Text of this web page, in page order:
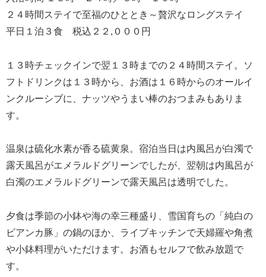
２４時間ステイで至福のひととき～贅沢なロングステイ
平日１泊３食 税込２２,０００円
１３時チェックインで翌１３時までの２４時間ステイ。ソ
フトドリンクは１３時から、お酒は１６時からのオールイ
ンクルーシブに、ナッツやうまい棒のおつまみもありま
す。
温泉は硫化水素が香る硫黄泉。宿泊当日は内風呂が白濁で
露天風呂がエメラルドグリーンでしたが、翌朝は内風呂が
白濁のエメラルドグリーンで露天風呂は透明でした。
夕食は季節の小鉢や海の幸三種盛り、雪国育ちの「純白の
ビアンカ豚」の鍋のほか、ライブキッチンで天婦羅や角煮
や小鉢料理がいただけます。お酒もセルフで飲み放題で
す。